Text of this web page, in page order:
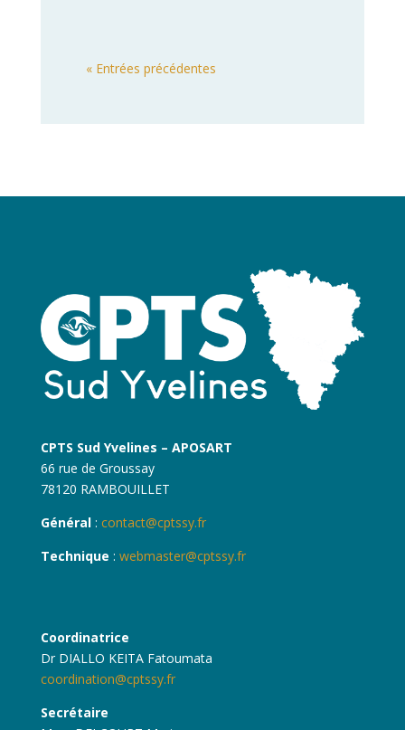
« Entrées précédentes
CPTS Sud Yvelines – APOSART
66 rue de Groussay
78120 RAMBOUILLET
Général: contact@cptssy.fr
Technique : webmaster@cptssy.fr
Coordinatrice
Dr DIALLO KEITA Fatoumata
coordination@cptssy.fr
Secrétaire